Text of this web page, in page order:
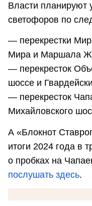
Власти планируют
светофоров по
— перекрестки
Мира и Маршала
— перекресток
шоссе и
— перекресток
Михайловского
А «Блокнот
итоги 2024 года в
о пробках на
послушать здесь.